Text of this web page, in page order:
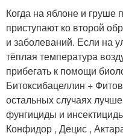
Когда на яблоне и груше
приступают ко второй
и заболеваний. Если на
тёплая температура
прибегать к помощи
Битоксибацеллин +
остальных случаях
фунгициды и
Конфидор , Децис ,